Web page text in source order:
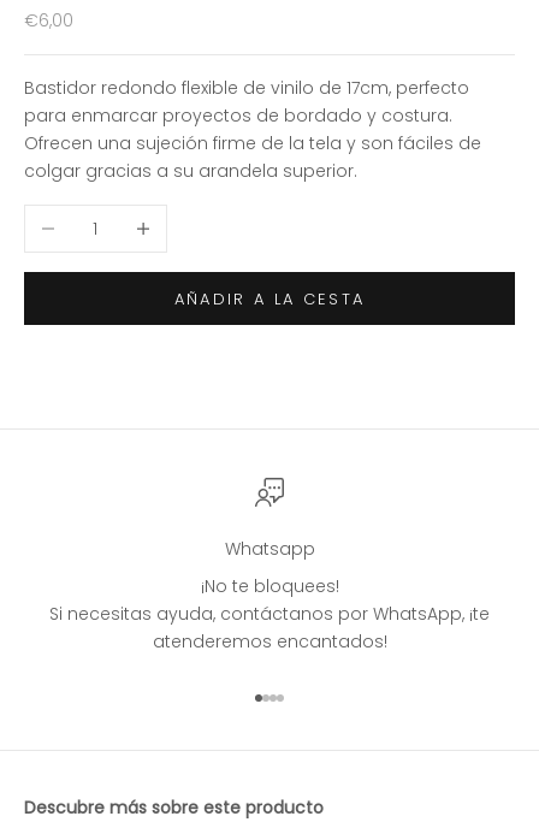
Precio de oferta
€6,00
Bastidor redondo flexible de vinilo de 17cm, perfecto
para enmarcar proyectos de bordado y costura.
Ofrecen una sujeción firme de la tela y son fáciles de
colgar gracias a su arandela superior.
Reducir cantidadAumentar cantidad
AÑADIR A LA CESTA
Whatsapp
¡No te bloquees!
Si necesitas ayuda, contáctanos por WhatsApp, ¡te
atenderemos encantados!
Ir al artículo 1
Ir al artículo 2
Ir al artículo 3
Ir al artículo 4
Descubre más sobre este producto